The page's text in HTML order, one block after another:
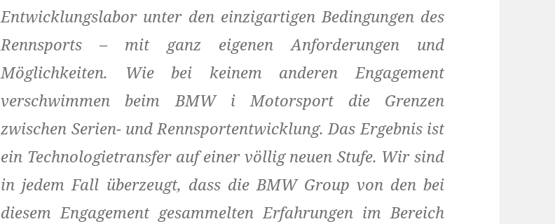
Entwicklungslabor unter den einzigartigen Bedingungen des
Rennsports – mit ganz eigenen Anforderungen und
Möglichkeiten. Wie bei keinem anderen Engagement
verschwimmen beim BMW i Motorsport die Grenzen
zwischen Serien- und Rennsportentwicklung. Das Ergebnis ist
ein Technologietransfer auf einer völlig neuen Stufe. Wir sind
in jedem Fall überzeugt, dass die BMW Group von den bei
diesem Engagement gesammelten Erfahrungen im Bereich